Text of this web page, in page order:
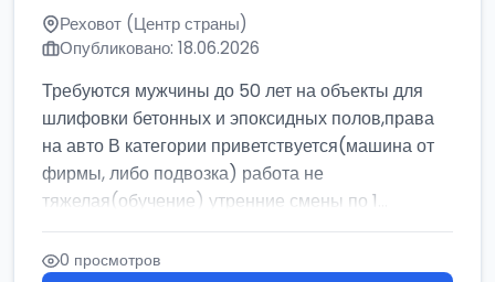
Реховот (Центр страны)
Опубликовано: 18.06.2026
Требуются мужчины до 50 лет на объекты для
шлифовки бетонных и эпоксидных полов,права
на авто В категории приветствуется(машина от
фирмы, либо подвозка) работа не
тяжелая(обучение) утренние смены по 1...
0 просмотров